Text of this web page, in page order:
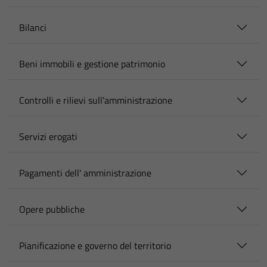
Bilanci
Beni immobili e gestione patrimonio
Controlli e rilievi sull'amministrazione
Servizi erogati
Pagamenti dell' amministrazione
Opere pubbliche
Pianificazione e governo del territorio